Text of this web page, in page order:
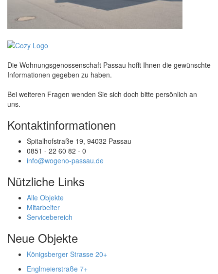
Die Wohnungsgenossenschaft Passau hofft Ihnen die gewünschte
Informationen gegeben zu haben.
Bei weiteren Fragen wenden Sie sich doch bitte persönlich an
uns.
Kontaktinformationen
Spitalhofstraße 19, 94032 Passau
0851 - 22 60 82 - 0
info@wogeno-passau.de
Nützliche Links
Alle Objekte
Mitarbeiter
Servicebereich
Neue Objekte
Königsberger Strasse 20+
Englmeierstraße 7+